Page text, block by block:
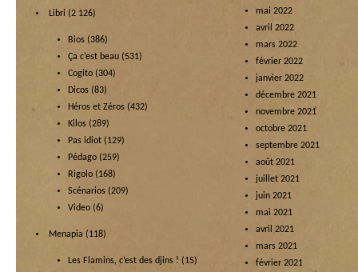
Libri (2 126)
Bios (386)
Ça c’est beau (531)
Cogito (304)
Dicos (83)
Héros et Zéros (432)
Kilos (289)
Pas idiot (129)
Pédago (259)
Rigolo (168)
Scénarios (209)
Video (6)
Menapia (118)
Les Flamins, c’est des djins ! (15)
mai 2022
avril 2022
mars 2022
février 2022
janvier 2022
décembre 2021
novembre 2021
octobre 2021
septembre 2021
août 2021
juillet 2021
juin 2021
mai 2021
avril 2021
mars 2021
février 2021